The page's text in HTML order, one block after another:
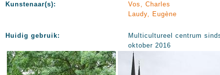
Kunstenaar(s):
Vos, Charles
Laudy, Eugène
Huidig gebruik:
Multicultureel centrum
oktober 2016